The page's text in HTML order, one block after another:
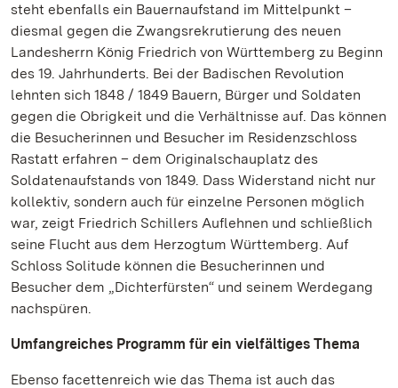
steht ebenfalls ein Bauernaufstand im Mittelpunkt –
diesmal gegen die Zwangsrekrutierung des neuen
Landesherrn König Friedrich von Württemberg zu Beginn
des 19. Jahrhunderts. Bei der Badischen Revolution
lehnten sich 1848 / 1849 Bauern, Bürger und Soldaten
gegen die Obrigkeit und die Verhältnisse auf. Das können
die Besucherinnen und Besucher im Residenzschloss
Rastatt erfahren – dem Originalschauplatz des
Soldatenaufstands von 1849. Dass Widerstand nicht nur
kollektiv, sondern auch für einzelne Personen möglich
war, zeigt Friedrich Schillers Auflehnen und schließlich
seine Flucht aus dem Herzogtum Württemberg. Auf
Schloss Solitude können die Besucherinnen und
Besucher dem „Dichterfürsten“ und seinem Werdegang
nachspüren.
Umfangreiches Programm für ein vielfältiges Thema
Ebenso facettenreich wie das Thema ist auch das